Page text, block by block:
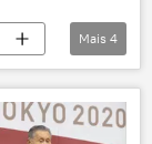
Mais 4